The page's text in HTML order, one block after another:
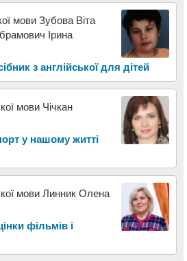
мови Зубова Віта
Ірина
з англійської для дітей
мови Чічкан
у нашому житті
мови Линник Олена
фільмів і